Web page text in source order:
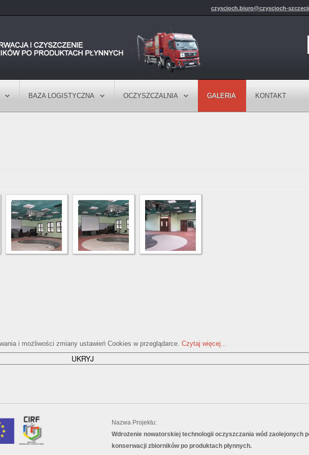
czyscioch.biuro@czyscioch-
BAZA LOGISTYCZNA OCZYSZCZALNIA GALERIA KONTAKT
i możliwości zmiany ustawień Cookies w przeglądarce. Czytaj więcej...
Nazwa Projektu:
Wdrożenie nowatorskiej technologii oczyszczania wód zaolejonych
konserwacji zbiorników po produktach płynnych.